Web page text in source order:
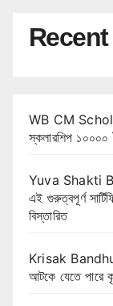
WB CM
স্কলারশিপ ১০০০০
Yuva Shakti
এই গুরুত্বপূর্ণ
বিস্তারিত
Krisak
আটকে যেতে পারে